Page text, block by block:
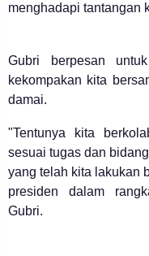
menghadapi tantangan
Gubri berpesan
kekompakan kita
damai.
"Tentunya kita
sesuai tugas dan
yang telah kita lakukan
presiden dalam
Gubri.